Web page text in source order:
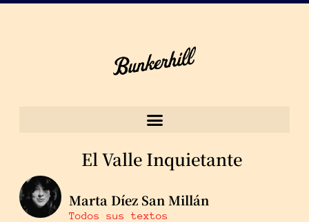
El Valle Inquietante
Marta Díez San Millán
Todos sus textos